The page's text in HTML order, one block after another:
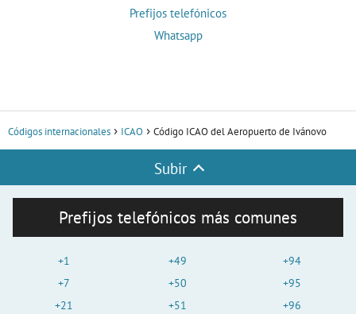
Prefijos telefónicos
Whatsapp
Códigos internacionales ICAO Código ICAO del Aeropuerto de Ivánovo
Subir
Prefijos telefónicos más comunes
+1
+7
+21
+49
+50
+51
+94
+95
+96